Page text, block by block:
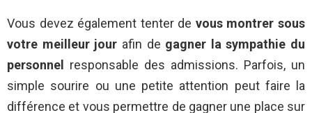
Vous devez également tenter de vous montrer sous
votre meilleur jour afin de gagner la sympathie du
personnel
responsable des admissions. Parfois, un
simple sourire ou une petite attention peut faire la
différence et vous permettre de gagner une place sur